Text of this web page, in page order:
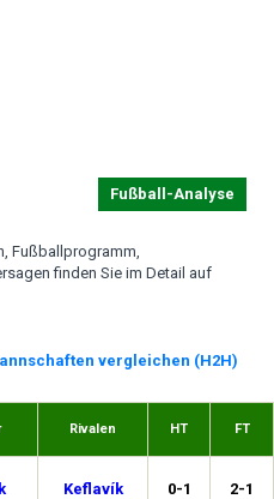
Fußball-Analyse
Fußballprogramm,
finden Sie im Detail auf
vergleichen (H2H)
Rivalen HT FT
Keflavík 0-1 2-1